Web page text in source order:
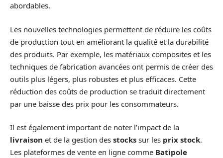
abordables.
Les nouvelles technologies permettent de réduire les coûts
de production tout en améliorant la qualité et la durabilité
des produits. Par exemple, les matériaux composites et les
techniques de fabrication avancées ont permis de créer des
outils plus légers, plus robustes et plus efficaces. Cette
réduction des coûts de production se traduit directement
par une baisse des prix pour les consommateurs.
Il est également important de noter l’impact de la
livraison et de la gestion des stocks sur les prix stock.
Les plateformes de vente en ligne comme Batipole